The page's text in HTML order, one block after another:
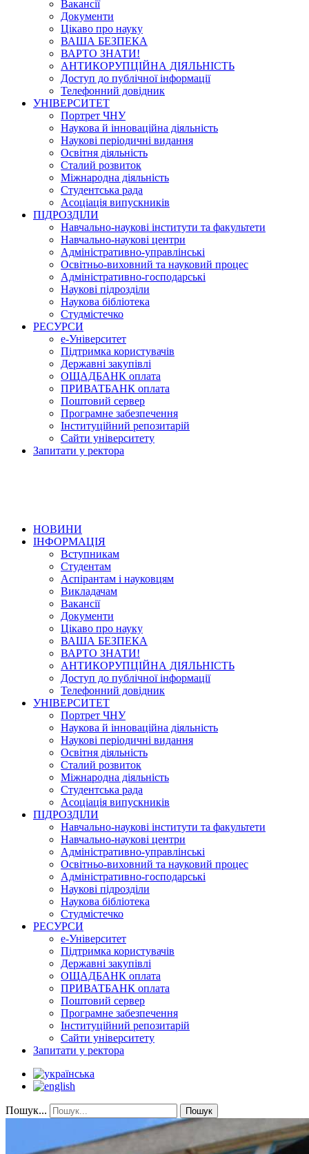
Вакансії
Документи
Цікаво про науку
ВАША БЕЗПЕКА
ВАРТО ЗНАТИ!
АНТИКОРУПЦІЙНА ДІЯЛЬНІСТЬ
Доступ до публічної інформації
Телефонний довідник
УНІВЕРСИТЕТ
Портрет ЧНУ
Наукова й інноваційна діяльність
Наукові періодичні видання
Освітня діяльність
Сталий розвиток
Міжнародна діяльність
Студентська рада
Асоціація випускників
ПІДРОЗДІЛИ
Навчально-наукові інститути та факультети
Навчально-наукові центри
Адміністративно-управлінські
Освітньо-виховний та науковий процес
Адміністративно-господарські
Наукові підрозділи
Наукова бібліотека
Студмістечко
РЕСУРСИ
е-Університет
Підтримка користувачів
Державні закупівлі
ОЩАДБАНК оплата
ПРИВАТБАНК оплата
Поштовий сервер
Програмне забезпечення
Інституційний репозитарій
Сайти університету
Запитати у ректора
НОВИНИ
ІНФОРМАЦІЯ
Вступникам
Студентам
Аспірантам і науковцям
Викладачам
Вакансії
Документи
Цікаво про науку
ВАША БЕЗПЕКА
ВАРТО ЗНАТИ!
АНТИКОРУПЦІЙНА ДІЯЛЬНІСТЬ
Доступ до публічної інформації
Телефонний довідник
УНІВЕРСИТЕТ
Портрет ЧНУ
Наукова й інноваційна діяльність
Наукові періодичні видання
Освітня діяльність
Сталий розвиток
Міжнародна діяльність
Студентська рада
Асоціація випускників
ПІДРОЗДІЛИ
Навчально-наукові інститути та факультети
Навчально-наукові центри
Адміністративно-управлінські
Освітньо-виховний та науковий процес
Адміністративно-господарські
Наукові підрозділи
Наукова бібліотека
Студмістечко
РЕСУРСИ
е-Університет
Підтримка користувачів
Державні закупівлі
ОЩАДБАНК оплата
ПРИВАТБАНК оплата
Поштовий сервер
Програмне забезпечення
Інституційний репозитарій
Сайти університету
Запитати у ректора
Пошук... Пошук